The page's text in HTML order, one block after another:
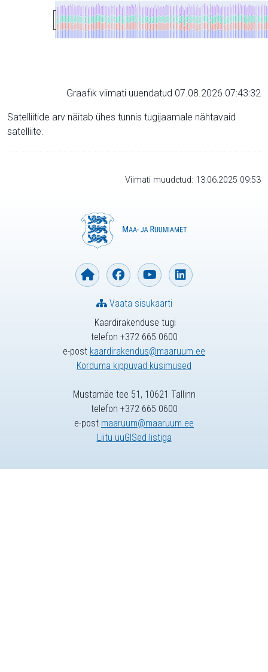
Graafik viimati uuendatud 07.08.2026 07:43:32
Satelliitide arv näitab ühes tunnis tugijaamale nähtavaid
satelliite.
Viimati muudetud: 13.06.2025 09:53
Kaardirakenduse tugi
telefon +372 665 0600
e-post kaardirakendus@maaruum.ee
Korduma kippuvad küsimused
Vaata sisukaarti
Mustamäe tee 51, 10621 Tallinn
telefon +372 665 0600
e-post maaruum@maaruum.ee
Liitu uuGISed listiga